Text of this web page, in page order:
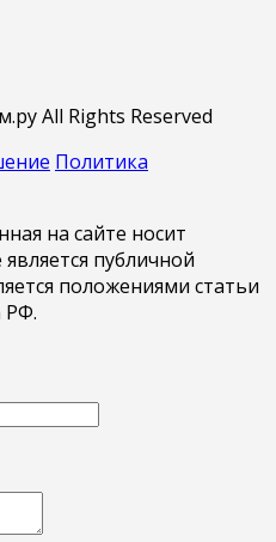
All Rights Reserved
Политика
на сайте носит
публичной
положениями статьи
РФ.